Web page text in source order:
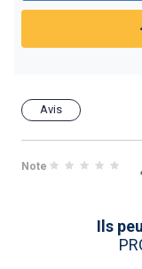
Avis
Note
Ils